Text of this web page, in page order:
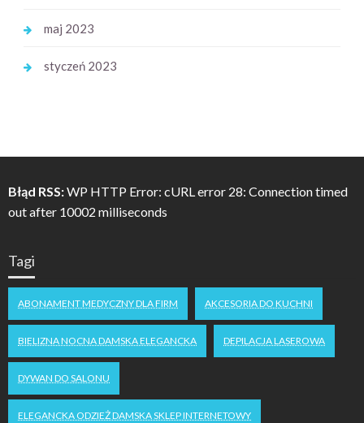
maj 2023
styczeń 2023
Błąd RSS:WP HTTP Error: cURL error 28: Connection timed
out after 10002 milliseconds
Tagi
ABONAMENT MEDYCZNY DLA FIRM AKCESORIA DO KUCHNI
BIELIZNA NOCNA DAMSKA ELEGANCKA DEPILACJA LASEROWA
DYWAN DO SALONU
ELEGANCKA ODZIEŻ DAMSKA SKLEP INTERNETOWY